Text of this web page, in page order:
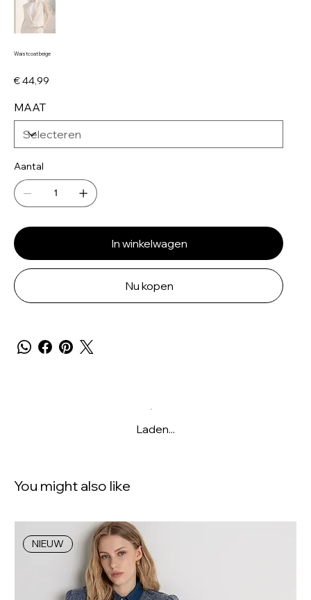
Waistcoat beige
Prijs
€ 44,99
MAAT
Aantal
In winkelwagen
Nu kopen
Laden...
You might also like
NIEUW